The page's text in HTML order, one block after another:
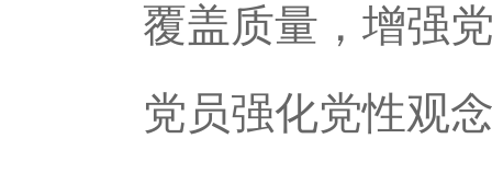
覆盖质量，增强
党员强化党性观